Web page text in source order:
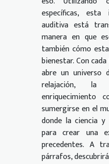
específicas, esta
auditiva está
manera en que
también cómo
bienestar. Con
abre un universo
relajación,
enriquecimiento
sumergirse en el
donde la ciencia
para crear una
precedentes. A
párrafos,